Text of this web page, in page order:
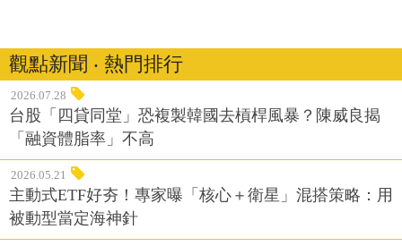
觀點新聞 ‧ 熱門排行
2026.07.28
台股「四貸同堂」恐複製韓國去槓桿風暴？陳威良揭
「融資體脂率」不高
2026.05.21
主動式ETF好夯！專家曝「核心＋衛星」混搭策略：用
被動型當定海神針